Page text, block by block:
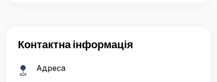
Контактна інформація
Адреса